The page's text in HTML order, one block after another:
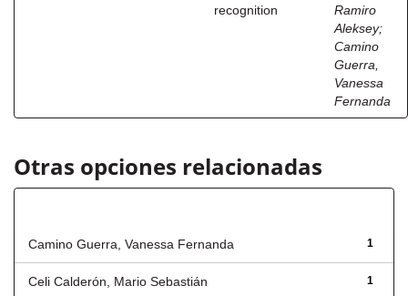
recognition
Ramiro
Aleksey;
Camino
Guerra,
Vanessa
Fernanda
Otras opciones relacionadas
1
Camino Guerra, Vanessa Fernanda
1
Celi Calderón, Mario Sebastián